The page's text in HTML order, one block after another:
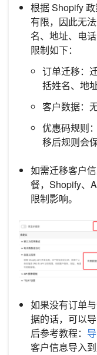
根据 Shopify
有限，因此无
名、地址、电
限制如下：
订单迁移：
括姓名、地
客户数据：
优惠码规则
移后规则会
如需迁移客户
餐，Shopify、
限制影响。
如果没有订单
据的话，可以
后参考教程：
客户信息导入到